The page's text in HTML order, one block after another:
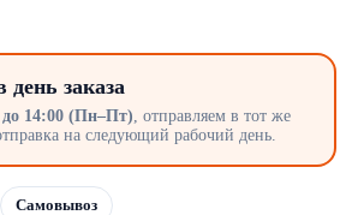
заказа
до 14:00 (Пн–Пт) , отправляем в тот же
на следующий рабочий день.
Самовывоз